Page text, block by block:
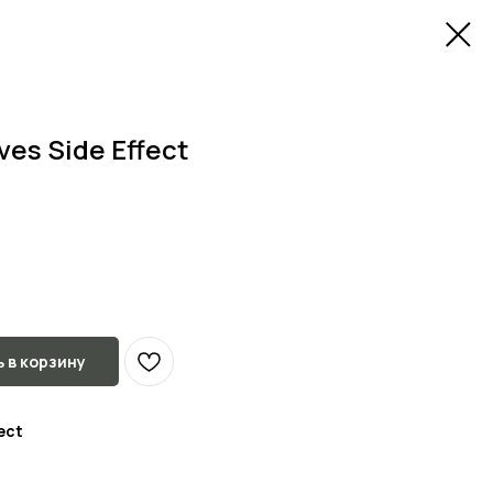
Side Effect
в корзину